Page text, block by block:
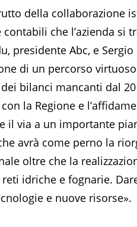
della collaborazione
che l’azienda si
presidente Abc, e
di un percorso
bilanci mancanti dal
la Regione e
il via a un importante
avrà come perno la
oltre che la
idriche e fognarie.
e nuove risorse».